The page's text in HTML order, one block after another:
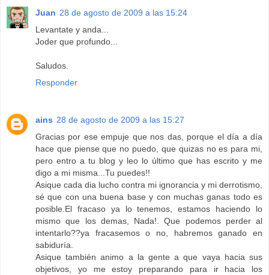
Juan 28 de agosto de 2009 a las 15:24
Levantate y anda...
Joder que profundo...
Saludos.
Responder
ains 28 de agosto de 2009 a las 15:27
Gracias por ese empuje que nos das, porque el día a día
hace que piense que no puedo, que quizas no es para mi,
pero entro a tu blog y leo lo último que has escrito y me
digo a mi misma...Tu puedes!!
Asique cada dia lucho contra mi ignorancia y mi derrotismo,
sé que con una buena base y con muchas ganas todo es
posible.El fracaso ya lo tenemos, estamos haciendo lo
mismo que los demas, Nada!. Que podemos perder al
intentarlo??ya fracasemos o no, habremos ganado en
sabiduría.
Asique también animo a la gente a que vaya hacia sus
objetivos, yo me estoy preparando para ir hacia los